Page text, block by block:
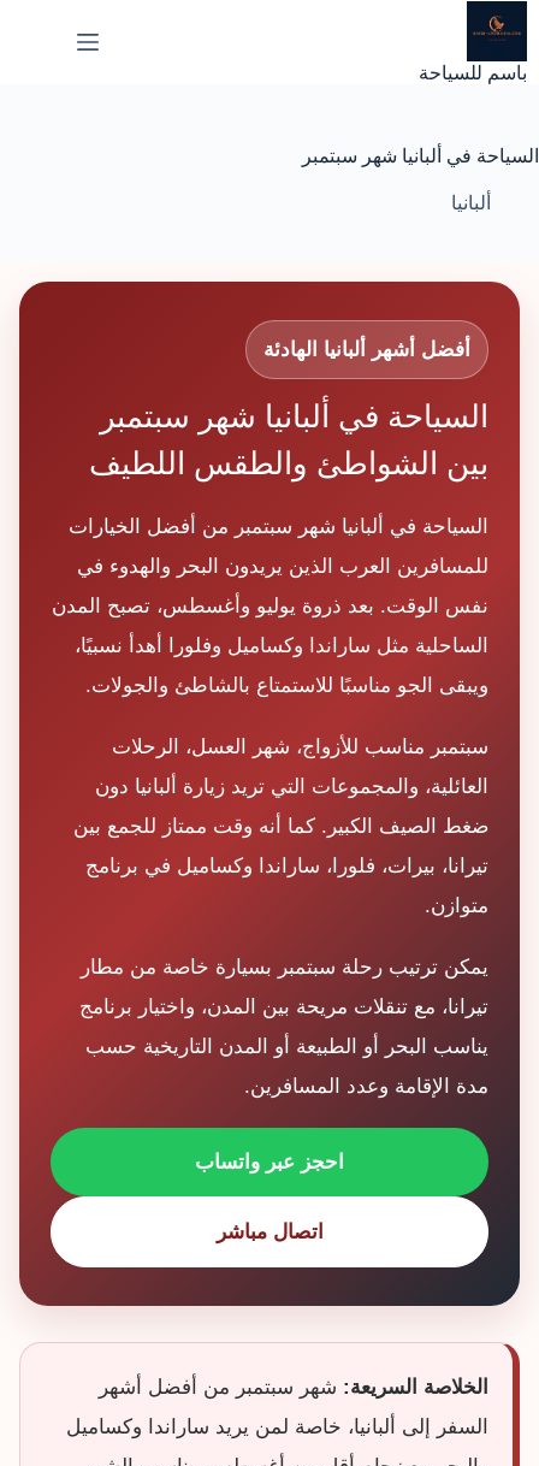
إلى
باسم للسياحة
السياحة في ألبانيا شهر سبتمبر
ألبانيا
أفضل أشهر ألبانيا الهادئة
السياحة في ألبانيا شهر سبتمبر
بين الشواطئ والطقس اللطيف
السياحة في ألبانيا شهر سبتمبر من أفضل الخيارات
للمسافرين العرب الذين يريدون البحر والهدوء في
نفس الوقت. بعد ذروة يوليو وأغسطس، تصبح المدن
الساحلية مثل ساراندا وكساميل وفلورا أهدأ نسبيًا،
ويبقى الجو مناسبًا للاستمتاع بالشاطئ والجولات.
سبتمبر مناسب للأزواج، شهر العسل، الرحلات
العائلية، والمجموعات التي تريد زيارة ألبانيا دون
ضغط الصيف الكبير. كما أنه وقت ممتاز للجمع بين
تيرانا، بيرات، فلورا، ساراندا وكساميل في برنامج
متوازن.
يمكن ترتيب رحلة سبتمبر بسيارة خاصة من مطار
تيرانا، مع تنقلات مريحة بين المدن، واختيار برنامج
يناسب البحر أو الطبيعة أو المدن التاريخية حسب
مدة الإقامة وعدد المسافرين.
احجز عبر واتساب
اتصال مباشر
الخلاصة السريعة: شهر سبتمبر من أفضل أشهر
السفر إلى ألبانيا، خاصة لمن يريد ساراندا وكساميل